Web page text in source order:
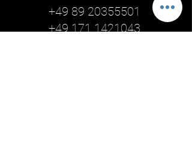
+49 89 20355501
+49 171 1421043